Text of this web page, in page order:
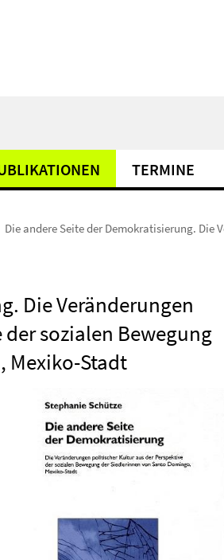
TERMINE
Die andere Seite der Demokratisierung. Die
Die Veränderungen
sozialen Bewegung
Mexiko-Stadt